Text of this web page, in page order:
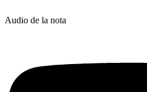
Audio de la nota